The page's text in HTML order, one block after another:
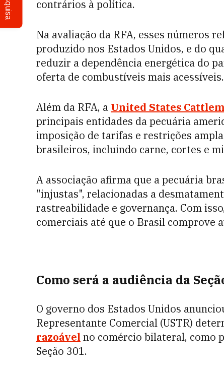
contrários à política.
Na avaliação da RFA, esses números
produzido nos Estados Unidos, e do
reduzir a dependência energética do
oferta de combustíveis mais acessíveis.
Além da RFA, a United States
principais entidades da pecuária
imposição de tarifas e restrições
brasileiros, incluindo carne, cortes e
A associação afirma que a pecuária
"injustas", relacionadas a
rastreabilidade e governança. Com
comerciais até que o Brasil comprove
Como será a audiência da
O governo dos Estados Unidos
Representante Comercial (USTR)
razoável no comércio bilateral, como
Seção 301.